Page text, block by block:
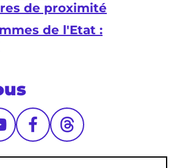
de proximité
de l'Etat :